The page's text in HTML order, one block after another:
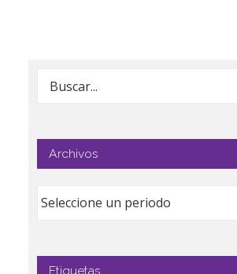
Buscar:
Archivos
Etiquetas